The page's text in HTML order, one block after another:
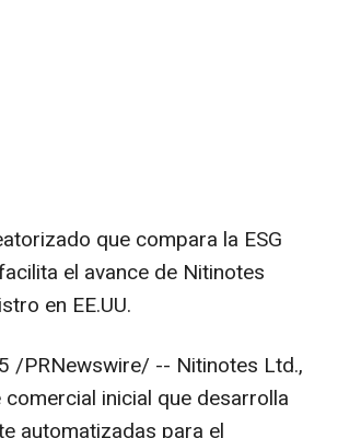
que compara la ESG
el avance de Nitinotes
en EE.UU.
/PRNewswire/ -- Nitinotes Ltd.,
inicial que desarrolla
automatizadas para el